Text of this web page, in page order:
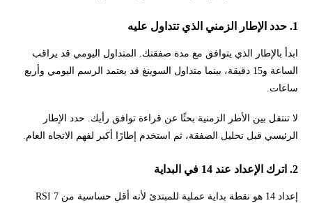
1. حدد الإطار الزمني الذي تتداول عليه
ابدأ بالإطار الذي يتوافق مع مدة صفقتك. المتداول اليومي قد يراقب
الساعة و15 دقيقة، بينما متداول السوينغ قد يعتمد الرسم اليومي وأربع
ساعات.
لا تنتقل بين الأطر الزمنية بحثًا عن قراءة توافق رأيك. حدد الإطار
الرئيسي قبل تحليل الصفقة، ثم استخدم إطارًا أكبر لفهم الاتجاه العام.
2. اترك الإعداد عند 14 في البداية
إعداد 14 هو نقطة بداية عملية للمبتدئ لأنه أقل حساسية من RSI 7